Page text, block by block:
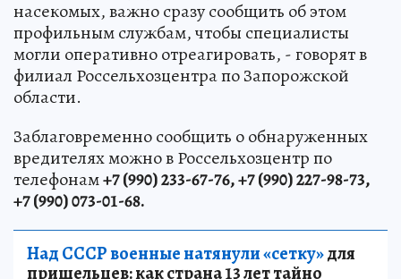
насекомых, важно сразу сообщить об этом
профильным службам, чтобы специалисты
могли оперативно отреагировать, - говорят в
филиал Россельхозцентра по Запорожской
области.
Заблаговременно сообщить о обнаруженных
вредителях можно в Россельхозцентр по
телефонам+7 (990) 233-67-76, +7 (990) 227-98-73,
+7 (990) 073-01-68.
Над СССР военные натянули «сетку»для
пришельцев: как страна 13 лет тайно